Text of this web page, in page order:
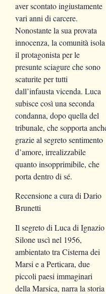
aver scontato ingiustamente
vari anni di carcere.
Nonostante la sua provata
innocenza, la comunità isola
il protagonista per le
presunte sciagure che sono
scaturite per tutti
dall’infausta vicenda. Luca
subisce così una seconda
condanna, dopo quella del
tribunale, che sopporta
grazie al segreto sentimento
d’amore, irrealizzabile
quanto insopprimibile, che
porta dentro di sé.
Recensione a cura di Dario
Brunetti
Il segreto di Luca di Ignazio
Silone uscì nel 1956,
ambientato tra Cisterna dei
Marsi e a Perticara, due
piccoli paesi immaginari
della Marsica, narra la storia